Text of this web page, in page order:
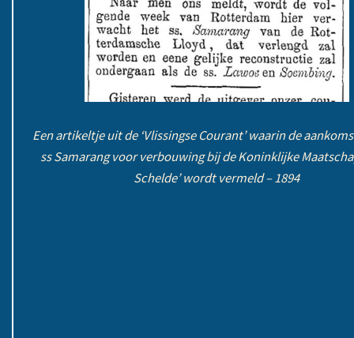
Een artikeltje uit de ‘Vlissingse Courant’ waarin de
ss Samarang voor verbouwing bij de Koninklijke
Schelde’ wordt vermeld – 1894